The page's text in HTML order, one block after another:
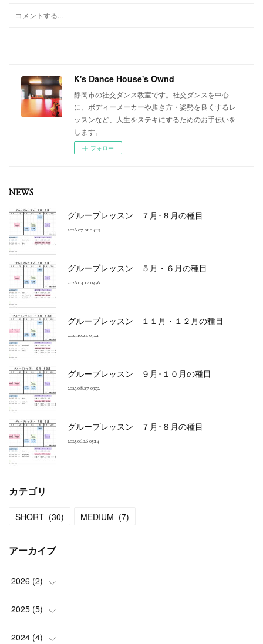
K's Dance House's Ownd
静岡市の社交ダンス教室です。社交ダンスを中心
に、ボディーメーカーや歩き方・姿勢を良くするレ
ッスンなど、人生をステキにするためのお手伝いを
します。
フォロー
NEWS
グループレッスン ７月･８月の種目
2026.07.01 04:13
グループレッスン ５月・６月の種目
2026.04.17 03:36
グループレッスン １１月・１２月の種目
2025.10.24 03:21
グループレッスン ９月･１０月の種目
2025.08.27 03:52
グループレッスン ７月･８月の種目
2025.06.26 05:14
カテゴリ
SHORT (30) MEDIUM (7)
アーカイブ
2026 (2)
(1
(1
2025 (5)
(1
2024 (4)